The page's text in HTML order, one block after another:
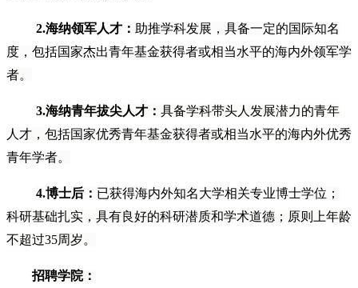
2.海纳领军人才： 助推学科发展，具备一定的国际知名
度，包括国家杰出青年基金获得者或相当水平的海内外领军学
者。
3.海纳青年拔尖人才：具备学科带头人发展潜力的青年
人才，包括国家优秀青年基金获得者或相当水平的海内外优秀
青年学者。
4.博士后： 已获得海内外知名大学相关专业博士学位；
科研基础扎实，具有良好的科研潜质和学术道德；原则上年龄
不超过35周岁。
招聘学院：